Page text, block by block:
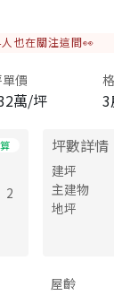
人也在關注這間👀
價
萬/坪 3
2
坪數詳情
建坪
主建物
地坪
屋齡